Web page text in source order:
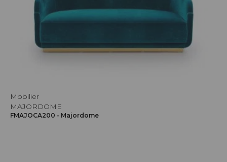
Mobilier
MAJORDOME
FMAJOCA200 - Majordome